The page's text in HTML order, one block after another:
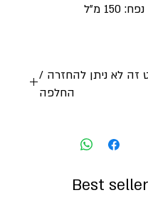
נפח: 150 מ״ל
זה לא ניתן להחזרה /
החלפה
Best